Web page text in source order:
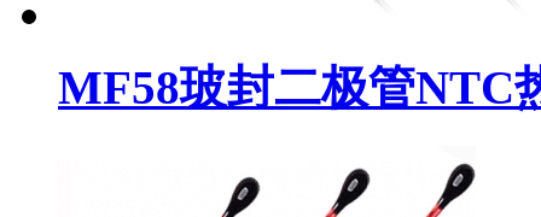
MF58玻封二极管NTC